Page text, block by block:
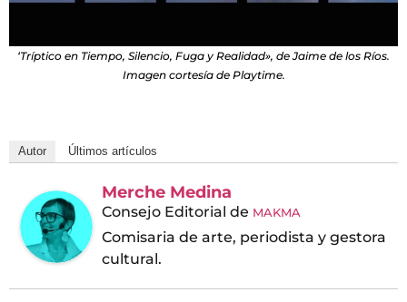
‘Tríptico en Tiempo, Silencio, Fuga y Realidad», de Jaime de los Ríos.
Imagen cortesía de Playtime.
Autor Últimos artículos
Merche Medina
Consejo Editorial de MAKMA
Comisaria de arte, periodista y gestora
cultural.